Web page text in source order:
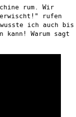
rum. Wir
rufen
ich auch bis
Warum sagt